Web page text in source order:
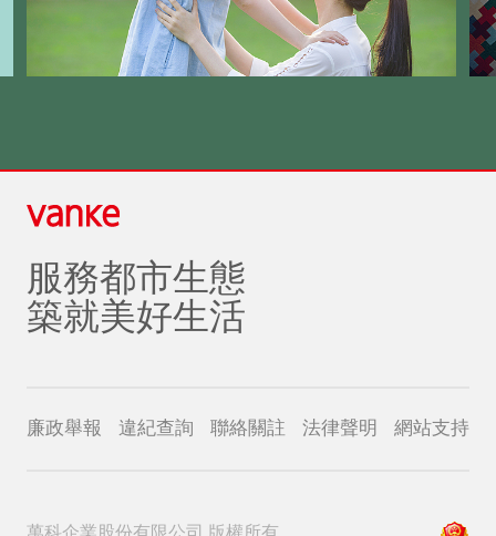
服務都市生態
築就美好生活
廉政舉報 違紀查詢 聯絡關註 法律聲明 網站支持